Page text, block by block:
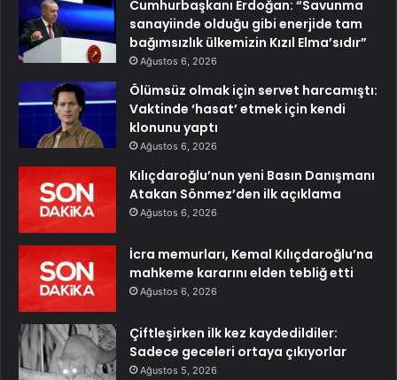
Cumhurbaşkanı Erdoğan: “Savunma
sanayiinde olduğu gibi enerjide tam
bağımsızlık ülkemizin Kızıl Elma’sıdır”
Ağustos 6, 2026
Ölümsüz olmak için servet harcamıştı:
Vaktinde ‘hasat’ etmek için kendi
klonunu yaptı
Ağustos 6, 2026
Kılıçdaroğlu’nun yeni Basın Danışmanı
Atakan Sönmez’den ilk açıklama
Ağustos 6, 2026
İcra memurları, Kemal Kılıçdaroğlu’na
mahkeme kararını elden tebliğ etti
Ağustos 6, 2026
Çiftleşirken ilk kez kaydedildiler:
Sadece geceleri ortaya çıkıyorlar
Ağustos 5, 2026